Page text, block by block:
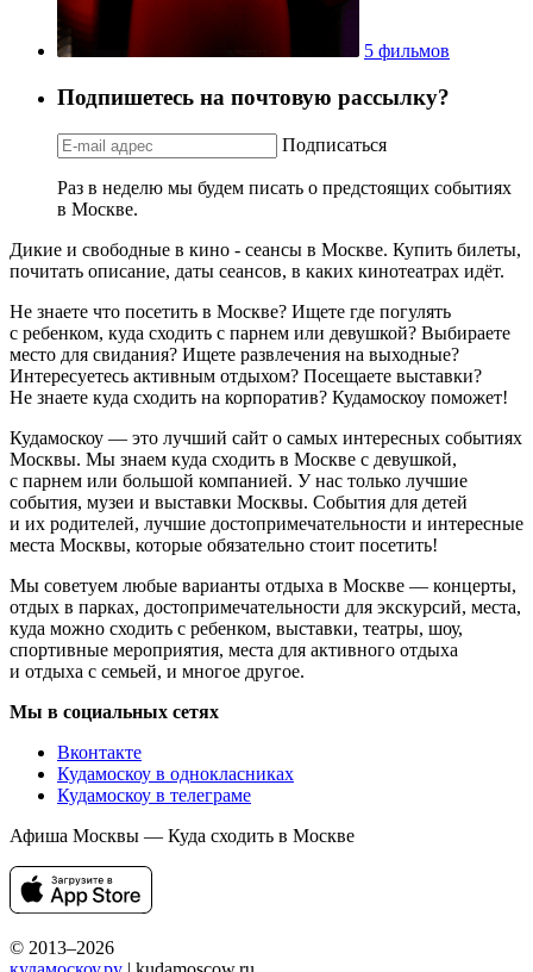
5 фильмов
Подпишетесь на почтовую рассылку?
Подписаться
Раз в неделю мы будем писать о предстоящих событиях
в Москве.
Дикие и свободные в кино - сеансы в Москве. Купить билеты,
почитать описание, даты сеансов, в каких кинотеатрах идёт.
Не знаете что посетить в Москве? Ищете где погулять
с ребенком, куда сходить с парнем или девушкой? Выбираете
место для свидания? Ищете развлечения на выходные?
Интересуетесь активным отдыхом? Посещаете выставки?
Не знаете куда сходить на корпоратив? Кудамоскоу поможет!
Кудамоскоу — это лучший сайт о самых интересных событиях
Москвы. Мы знаем куда сходить в Москве с девушкой,
с парнем или большой компанией. У нас только лучшие
события, музеи и выставки Москвы. События для детей
и их родителей, лучшие достопримечательности и интересные
места Москвы, которые обязательно стоит посетить!
Мы советуем любые варианты отдыха в Москве — концерты,
отдых в парках, достопримечательности для экскурсий, места,
куда можно сходить с ребенком, выставки, театры, шоу,
спортивные мероприятия, места для активного отдыха
и отдыха с семьей, и многое другое.
Мы в социальных сетях
Вконтакте
Кудамоскоу в однокласниках
Кудамоскоу в телеграме
Афиша Москвы — Куда сходить в Москве
© 2013–2026